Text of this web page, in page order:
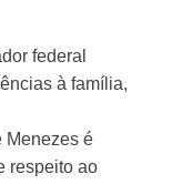
federal
à família,
Menezes é
respeito ao